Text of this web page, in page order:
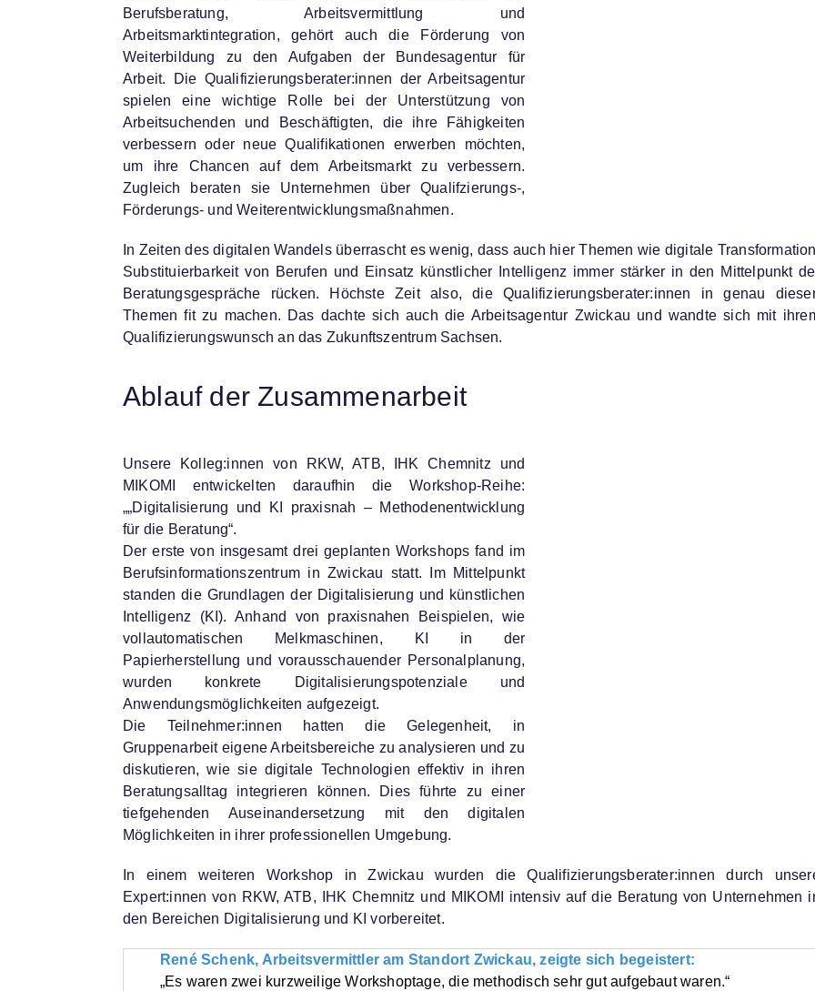
Berufsberatung, Arbeitsvermittlung und
Arbeitsmarktintegration, gehört auch die Förderung von
Weiterbildung zu den Aufgaben der Bundesagentur für
Arbeit. Die Qualifizierungsberater:innen der Arbeitsagentur
spielen eine wichtige Rolle bei der Unterstützung von
Arbeitsuchenden und Beschäftigten, die ihre Fähigkeiten
verbessern oder neue Qualifikationen erwerben möchten,
um ihre Chancen auf dem Arbeitsmarkt zu verbessern.
Zugleich beraten sie Unternehmen über Qualifzierungs-,
Förderungs- und Weiterentwicklungsmaßnahmen.
In Zeiten des digitalen Wandels überrascht es wenig, dass auch hier Themen wie digitale
Substituierbarkeit von Berufen und Einsatz künstlicher Intelligenz immer stärker in den Mittelpunkt
Beratungsgespräche rücken. Höchste Zeit also, die Qualifizierungsberater:innen in genau
Themen fit zu machen. Das dachte sich auch die Arbeitsagentur Zwickau und wandte sich mit
Qualifizierungswunsch an das Zukunftszentrum Sachsen.
Ablauf der Zusammenarbeit
Unsere Kolleg:innen von RKW, ATB, IHK Chemnitz und
MIKOMI entwickelten daraufhin die Workshop-Reihe:
„„Digitalisierung und KI praxisnah – Methodenentwicklung
für die Beratung“.
Der erste von insgesamt drei geplanten Workshops fand im
Berufsinformationszentrum in Zwickau statt. Im Mittelpunkt
standen die Grundlagen der Digitalisierung und künstlichen
Intelligenz (KI). Anhand von praxisnahen Beispielen, wie
vollautomatischen Melkmaschinen, KI in der
Papierherstellung und vorausschauender Personalplanung,
wurden konkrete Digitalisierungspotenziale und
Anwendungsmöglichkeiten aufgezeigt.
Die Teilnehmer:innen hatten die Gelegenheit, in
Gruppenarbeit eigene Arbeitsbereiche zu analysieren und zu
diskutieren, wie sie digitale Technologien effektiv in ihren
Beratungsalltag integrieren können. Dies führte zu einer
tiefgehenden Auseinandersetzung mit den digitalen
Möglichkeiten in ihrer professionellen Umgebung.
In einem weiteren Workshop in Zwickau wurden die Qualifizierungsberater:innen durch
Expert:innen von RKW, ATB, IHK Chemnitz und MIKOMI intensiv auf die Beratung von Unternehmen
den Bereichen Digitalisierung und KI vorbereitet.
René Schenk, Arbeitsvermittler am Standort Zwickau, zeigte sich begeistert:
„Es waren zwei kurzweilige Workshoptage, die methodisch sehr gut aufgebaut waren.“